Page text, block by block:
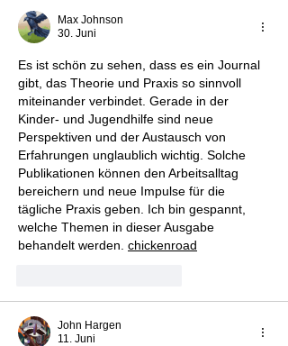
Max Johnson
30. Juni
Es ist schön zu sehen, dass es ein Journal
gibt, das Theorie und Praxis so sinnvoll
miteinander verbindet. Gerade in der
Kinder- und Jugendhilfe sind neue
Perspektiven und der Austausch von
Erfahrungen unglaublich wichtig. Solche
Publikationen können den Arbeitsalltag
bereichern und neue Impulse für die
tägliche Praxis geben. Ich bin gespannt,
welche Themen in dieser Ausgabe
behandelt werden. chickenroad
John Hargen
11. Juni